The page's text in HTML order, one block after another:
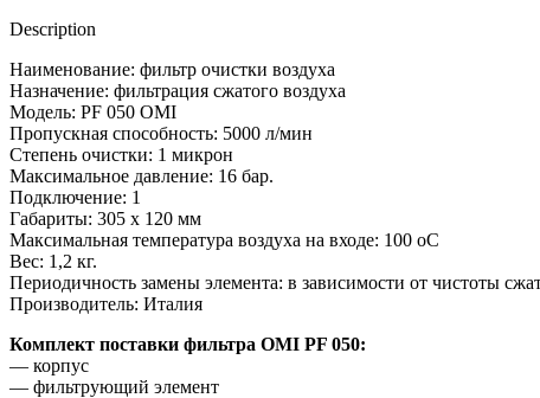
Description
Наименование: фильтр очистки воздуха
Назначение: фильтрация сжатого воздуха
Модель: PF 050 OMI
Пропускная способность: 5000 л/мин
Степень очистки: 1 микрон
Максимальное давление: 16 бар.
Подключение: 1
Габариты: 305 x 120 мм
Максимальная температура воздуха на входе: 100 оС
Вес: 1,2 кг.
Периодичность замены элемента: в зависимости от чистоты
Производитель: Италия
Комплект поставки фильтра OMI PF 050:
— корпус
— фильтрующий элемент